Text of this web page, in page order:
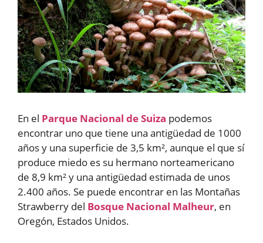
En el Parque Nacional de Suiza podemos
encontrar uno que tiene una antigüedad de 1000
años y una superficie de 3,5 km², aunque el que sí
produce miedo es su hermano norteamericano
de 8,9 km² y una antigüedad estimada de unos
2.400 años. Se puede encontrar en las Montañas
Strawberry del Bosque Nacional Malheur, en
Oregón, Estados Unidos.